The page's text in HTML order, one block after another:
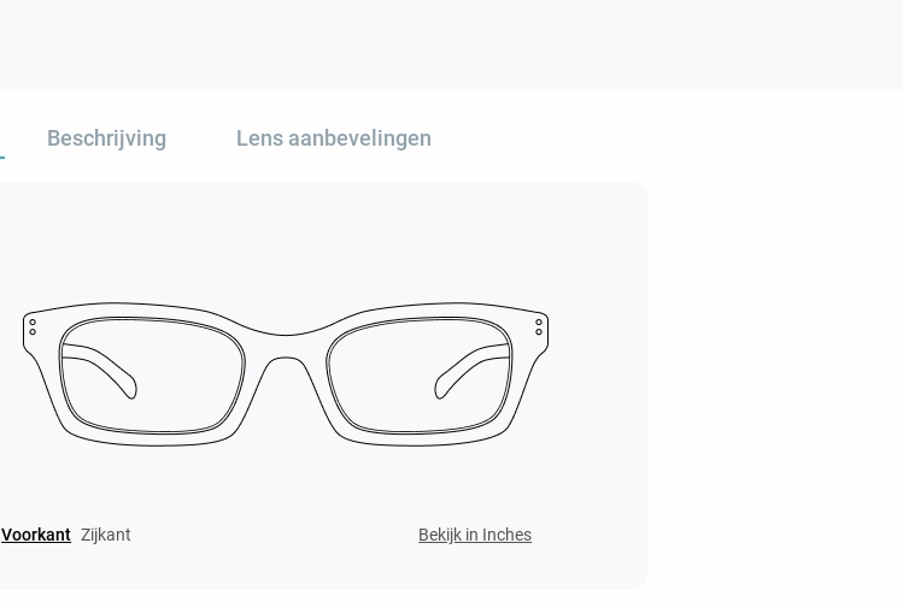
Beschrijving Lens aanbevelingen
Voorkant Zijkant Bekijk in Inches